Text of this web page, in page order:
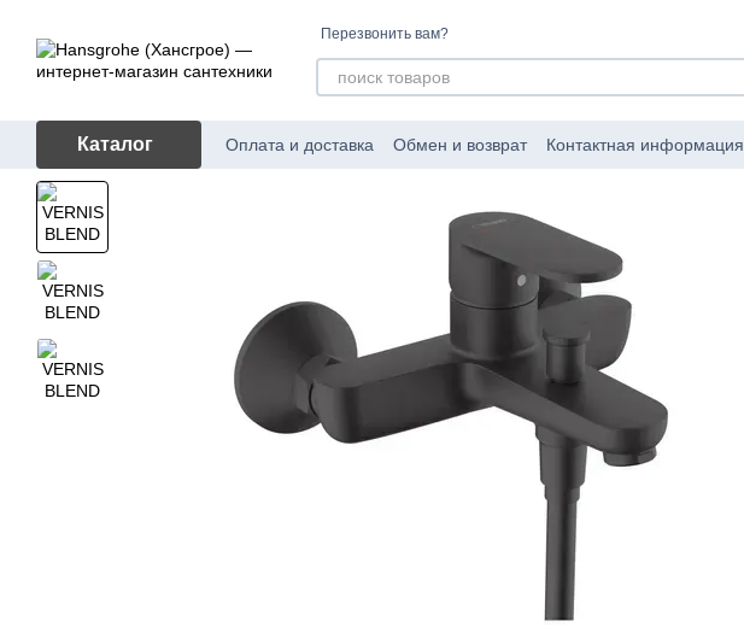
Перезвонить вам?
Каталог Оплата и доставка Обмен и возврат Контактная информация